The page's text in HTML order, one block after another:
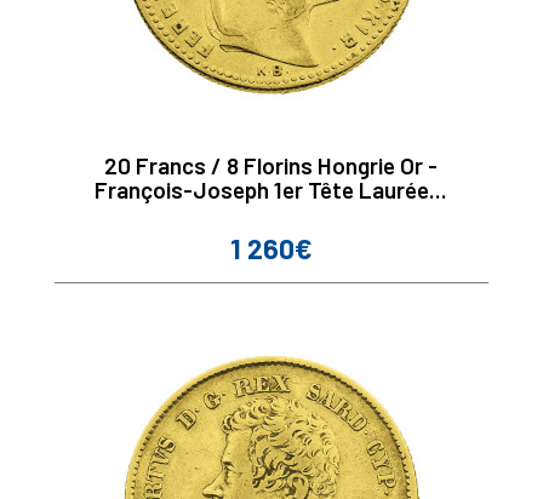
20 Francs / 8 Florins Hongrie Or -
François-Joseph 1er Tête Laurée...
Prix
1 260€